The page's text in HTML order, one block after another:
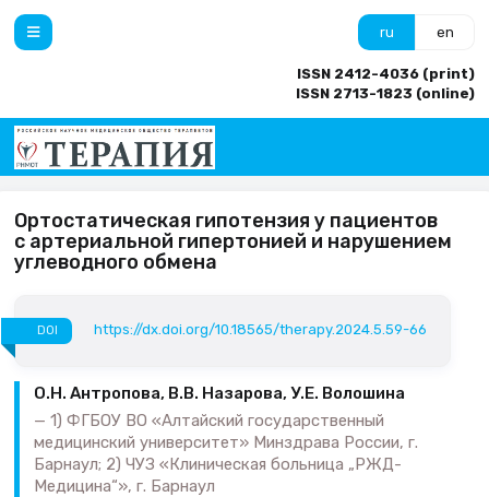
ru en
ISSN 2412-4036 (print)
ISSN 2713-1823 (online)
Ортостатическая гипотензия у пациентов
с артериальной гипертонией и нарушением
углеводного обмена
DOI https://dx.doi.org/10.18565/therapy.2024.5.59-66
О.Н. Антропова, В.В. Назарова, У.Е. Волошина
1) ФГБОУ ВО «Алтайский государственный
медицинский университет» Минздрава России, г.
Барнаул; 2) ЧУЗ «Клиническая больница „РЖД-
Медицина“», г. Барнаул